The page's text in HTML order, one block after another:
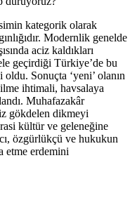
kategorik olarak
Modernlik genelde
aciz kaldıkları
geçirdiği Türkiye’de bu
Sonuçta ‘yeni’ olanın
ihtimali, havsalaya
Muhafazakâr
gökdelen dikmeyi
kültür ve geleneğine
özgürlükçü ve hukukun
etme erdemini